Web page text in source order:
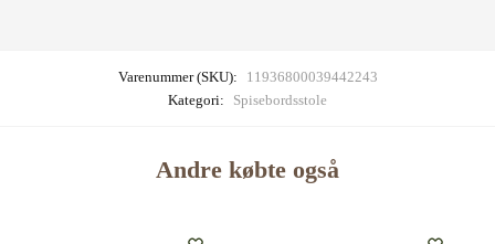
Varenummer (SKU):
11936800039442243
Kategori:
Spisebordsstole
Andre købte også